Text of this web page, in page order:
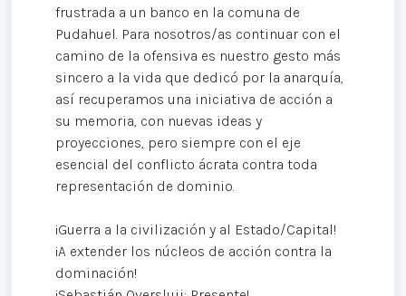
frustrada a un banco en la comuna de
Pudahuel. Para nosotros/as continuar con el
camino de la ofensiva es nuestro gesto más
sincero a la vida que dedicó por la anarquía,
así recuperamos una iniciativa de acción a
su memoria, con nuevas ideas y
proyecciones, pero siempre con el eje
esencial del conflicto ácrata contra toda
representación de dominio.
¡Guerra a la civilización y al Estado/Capital!
¡A extender los núcleos de acción contra la
dominación!